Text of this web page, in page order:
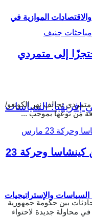
الموازية في
والإستراتيجيات
الكونغولية تسلّم 15 محتجزًا إلى متمردي
15 محتجزًا إلى متمردي تحالف نهر الكونغو/
قطر تسعى لإحياء المحادثات بين كينشاسا وحركة 23
بين حكومة جمهورية
23 مارس/آذار، في محاولة جديدة لاحتواء